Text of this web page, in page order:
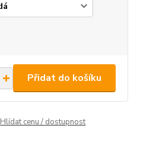
Přidat do košíku
Hlídat cenu / dostupnost